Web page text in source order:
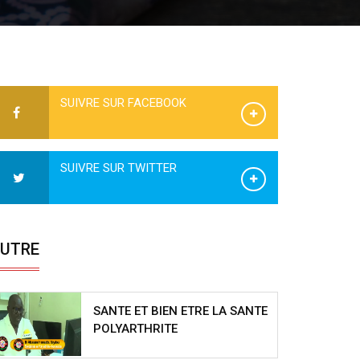
SUIVRE SUR FACEBOOK
SUIVRE SUR TWITTER
SANTE ET BIEN ETRE LA SANTE
POLYARTHRITE